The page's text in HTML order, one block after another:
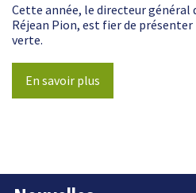
Cette année, le directeur général
Réjean Pion, est fier de
verte.
En savoir plus